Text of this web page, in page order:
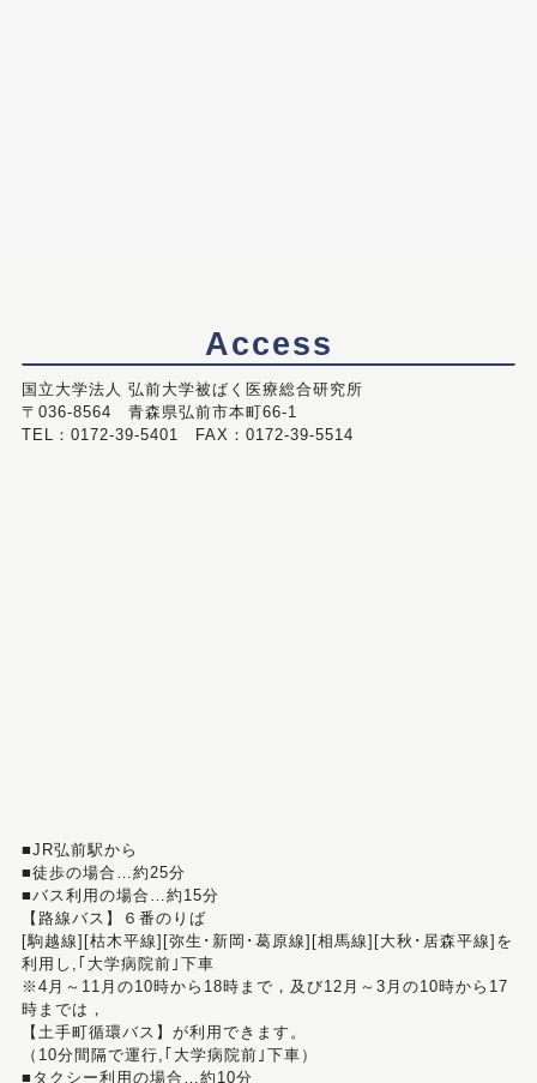
Access
国立大学法人 弘前大学被ばく医療総合研究所
〒036-8564 青森県弘前市本町66-1
TEL：0172-39-5401 FAX：0172-39-5514
■JR弘前駅から
■徒歩の場合…約25分
■バス利用の場合…約15分
【路線バス】６番のりば
[駒越線][枯木平線][弥生･新岡･葛原線][相馬線][大秋･居森平線]を
利用し,｢大学病院前｣下車
※4月～11月の10時から18時まで，及び12月～3月の10時から17
時までは，
【土手町循環バス】が利用できます。
（10分間隔で運行,｢大学病院前｣下車）
■タクシー利用の場合…約10分